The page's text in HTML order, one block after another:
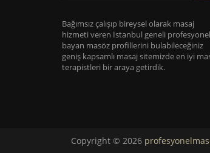
Bağımsız çalışıp bireysel olarak masaj
hizmeti veren İstanbul geneli profesyonel
bayan masöz profillerini bulabileceğiniz
geniş kapsamlı masaj sitemizde en iyi
terapistleri bir araya getirdik.
Copyright © 2026